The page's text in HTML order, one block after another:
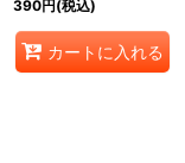
390円(税込)
カートに入れる